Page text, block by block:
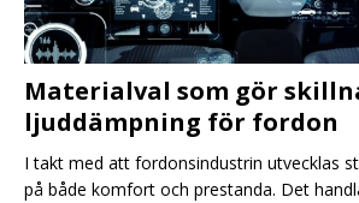
Materialval som gör
ljuddämpning för fordon
I takt med att fordonsindustrin utvecklas
på både komfort och prestanda. Det